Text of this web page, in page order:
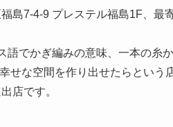
島7-4-9 プレステル福島1F、最
でかぎ編みの意味、一本の糸
せな空間を作り出せたらという
店です。